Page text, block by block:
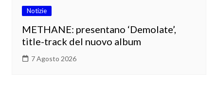
Notizie
METHANE: presentano ‘Demolate’,
title-track del nuovo album
7 Agosto 2026